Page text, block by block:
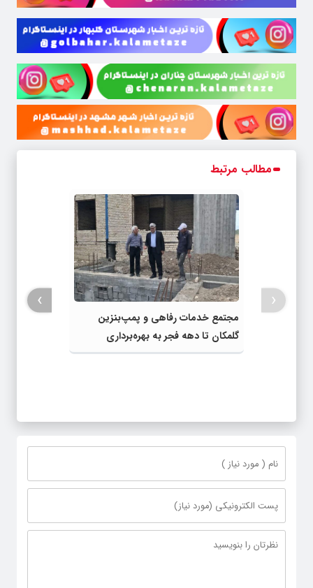
مطالب مرتبط
مجتمع خدمات رفاهی و پمپ‌بنزین
گلمکان تا دهه فجر به بهره‌برداری
می‌رسد
‹
›